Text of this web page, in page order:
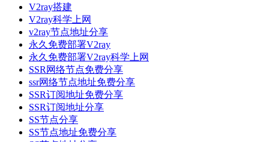
V2ray搭建
V2ray科学上网
v2ray节点地址分享
永久免费部署V2ray
永久免费部署V2ray科学上网
SSR网络节点免费分享
ssr网络节点地址免费分享
SSR订阅地址免费分享
SSR订阅地址分享
SS节点分享
SS节点地址免费分享